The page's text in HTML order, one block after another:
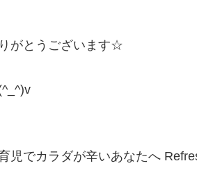
がとうございます☆
児でカラダが辛いあなたへ